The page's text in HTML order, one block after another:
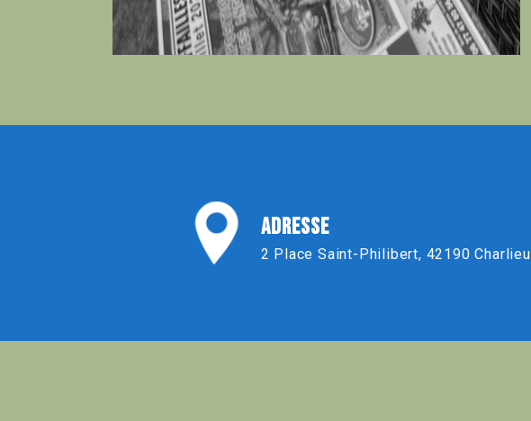
ADRESSE
2 Place Saint-Philibert, 42190 Charlieu